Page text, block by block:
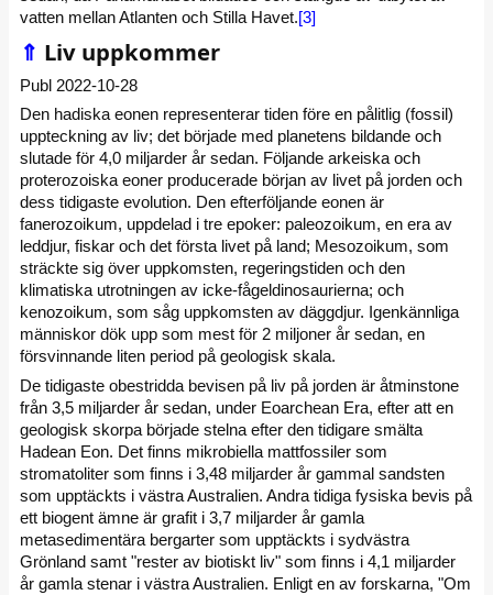
vatten mellan Atlanten och Stilla Havet.[3]
⇑ Liv uppkommer
Publ 2022-10-28
Den hadiska eonen representerar tiden före en pålitlig (fossil)
uppteckning av liv; det började med planetens bildande och
slutade för 4,0 miljarder år sedan. Följande arkeiska och
proterozoiska eoner producerade början av livet på jorden och
dess tidigaste evolution. Den efterföljande eonen är
fanerozoikum, uppdelad i tre epoker: paleozoikum, en era av
leddjur, fiskar och det första livet på land; Mesozoikum, som
sträckte sig över uppkomsten, regeringstiden och den
klimatiska utrotningen av icke-fågeldinosaurierna; och
kenozoikum, som såg uppkomsten av däggdjur. Igenkännliga
människor dök upp som mest för 2 miljoner år sedan, en
försvinnande liten period på geologisk skala.
De tidigaste obestridda bevisen på liv på jorden är åtminstone
från 3,5 miljarder år sedan, under Eoarchean Era, efter att en
geologisk skorpa började stelna efter den tidigare smälta
Hadean Eon. Det finns mikrobiella mattfossiler som
stromatoliter som finns i 3,48 miljarder år gammal sandsten
som upptäckts i västra Australien. Andra tidiga fysiska bevis på
ett biogent ämne är grafit i 3,7 miljarder år gamla
metasedimentära bergarter som upptäckts i sydvästra
Grönland samt "rester av biotiskt liv" som finns i 4,1 miljarder
år gamla stenar i västra Australien. Enligt en av forskarna, "Om